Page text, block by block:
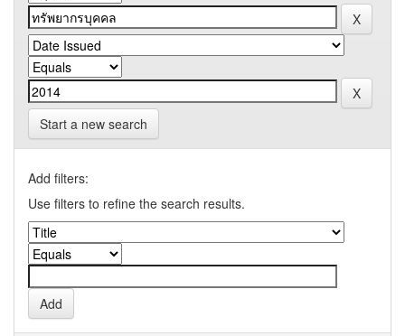
Start a new search
Add filters:
Use filters to refine the search results.